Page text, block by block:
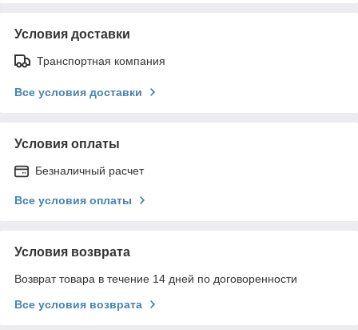
Условия доставки
Транспортная компания
Все условия доставки
Условия оплаты
Безналичный расчет
Все условия оплаты
Условия возврата
Возврат товара в течение 14 дней по договоренности
Все условия возврата